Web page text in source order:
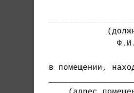
в помещении,